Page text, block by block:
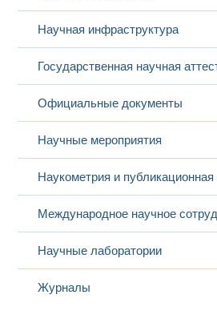
Научная инфраструктура
Государственная научная
Официальные документы
Научные мероприятия
Наукометрия и публикационная
Международное научное
Научные лаборатории
Журналы